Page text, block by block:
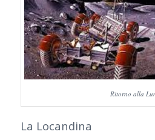
Ritorno alla
La Locandina